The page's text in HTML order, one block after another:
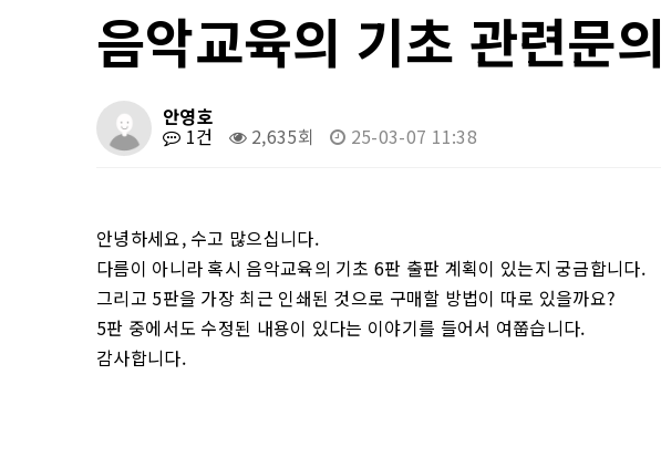
음악교육의 기초 관련문의
안영호
1건 2,635회 25-03-07 11:38
안녕하세요, 수고 많으십니다.
다름이 아니라 혹시 음악교육의 기초 6판 출판 계획이 있는지 궁금합니다.
그리고 5판을 가장 최근 인쇄된 것으로 구매할 방법이 따로 있을까요?
5판 중에서도 수정된 내용이 있다는 이야기를 들어서 여쭙습니다.
감사합니다.